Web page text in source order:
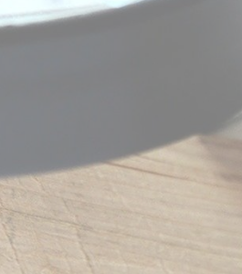
Lektorat